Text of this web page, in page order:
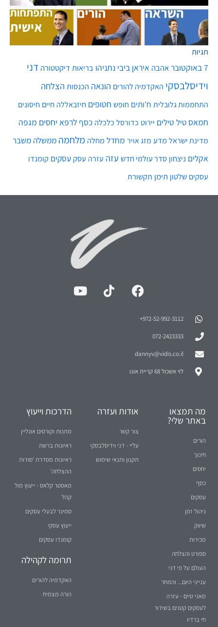
תגיות
7 באוקטובר אהבה איראן ביבי נתניהו בריאות דיקטטורה דני
וידיסלבסקי האקדמיה להורים הונאה הכנסות הצלחה
התחממות גלובלית ח'ותים חופש חטופים חיזבאללה חיים חיסונים
חמאס טיל טילים יירוט כדורסל כלכלה כסף לרפא יחסים מגפה
מדינת ישראל מדע מזג אויר מחדל מחלה מלחמה ממשלה משבר
אקלים ניצחון סדר עולמי חדש עזה עזרה עסק עסקים קומנדו
עסקים שלטון תימן תקשורת
972-52-992-3112⁩+
072-2423333
dannyv@vidis.co.il
לוי אשכול 68 קריית אונו
מה תמצאו
באתר שלי?
הורים
חינוך
יחסים
כסף
עסקים
ניהול זמן
שיווק
מכירות
ספורט והצלחה
העולם על פי דני
ענייני היום... והמחר
מאני טיים - עזרה
לעסקים קטנים בשידור
חי ברדיו
אודות ועזרה
צור קשר
עליי - דני וידיסלבסקי
תקנון ותנאי שימוש
הדרכות וייעוץ
מתנות וקורסים אונליין
ראיונות ברשת
ראיונות מסדרת 'סודות
ההצלחה'
מאסטר קלאס - ייעוץ מול
קהל
סמינר לבעלי עסקים
ייעוץ עסקי
קומנדו עסקים
תרומה לקהילה
האקדמיה להורים
הורה מצמיח